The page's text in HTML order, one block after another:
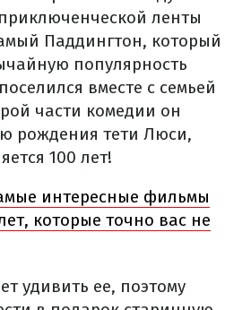
ленты
Паддингтон, который
популярность
вместе с семьей
части комедии он
рождения тети Люси,
100 лет!
интересные фильмы
которые точно вас не
удивить ее, поэтому